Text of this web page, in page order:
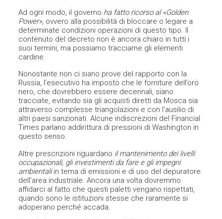
Ad ogni modo, il governo ha fatto ricorso al «Golden
Power» , ovvero alla possibilità di bloccare o legare a
determinate condizioni operazioni di questo tipo. Il
contenuto del decreto non è ancora chiaro in tutti i
suoi termini, ma possiamo tracciarne gli elementi
cardine.
Nonostante non ci siano prove del rapporto con la
Russia, l’esecutivo ha imposto che le forniture dell’oro
nero, che dovrebbero essere decennali, siano
tracciate, evitando sia gli acquisti diretti da Mosca sia
attraverso complesse triangolazioni e con l’ausilio di
altri paesi sanzionati. Alcune indiscrezioni del Financial
Times parlano addirittura di pressioni di Washington in
questo senso.
Altre prescrizioni riguardano il mantenimento dei livelli
occupazionali, gli investimenti da fare e gli impegni
ambientaliin tema di emissioni e di uso del depuratore
dell’area industriale. Ancora una volta dovremmo
affidarci al fatto che questi paletti vengano rispettati,
quando sono le istituzioni stesse che raramente si
adoperano perché accada.